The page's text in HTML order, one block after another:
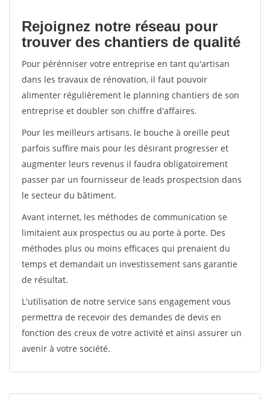
Rejoignez notre réseau pour
trouver des chantiers de qualité
Pour pérénniser votre entreprise en tant qu'artisan
dans les travaux de rénovation, il faut pouvoir
alimenter régulièrement le planning chantiers de son
entreprise et doubler son chiffre d'affaires.
Pour les meilleurs artisans, le bouche à oreille peut
parfois suffire mais pour les désirant progresser et
augmenter leurs revenus il faudra obligatoirement
passer par un fournisseur de leads prospectsion dans
le secteur du bâtiment.
Avant internet, les méthodes de communication se
limitaient aux prospectus ou au porte à porte. Des
méthodes plus ou moins efficaces qui prenaient du
temps et demandait un investissement sans garantie
de résultat.
L'utilisation de notre service sans engagement vous
permettra de recevoir des demandes de devis en
fonction des creux de votre activité et ainsi assurer un
avenir à votre société.